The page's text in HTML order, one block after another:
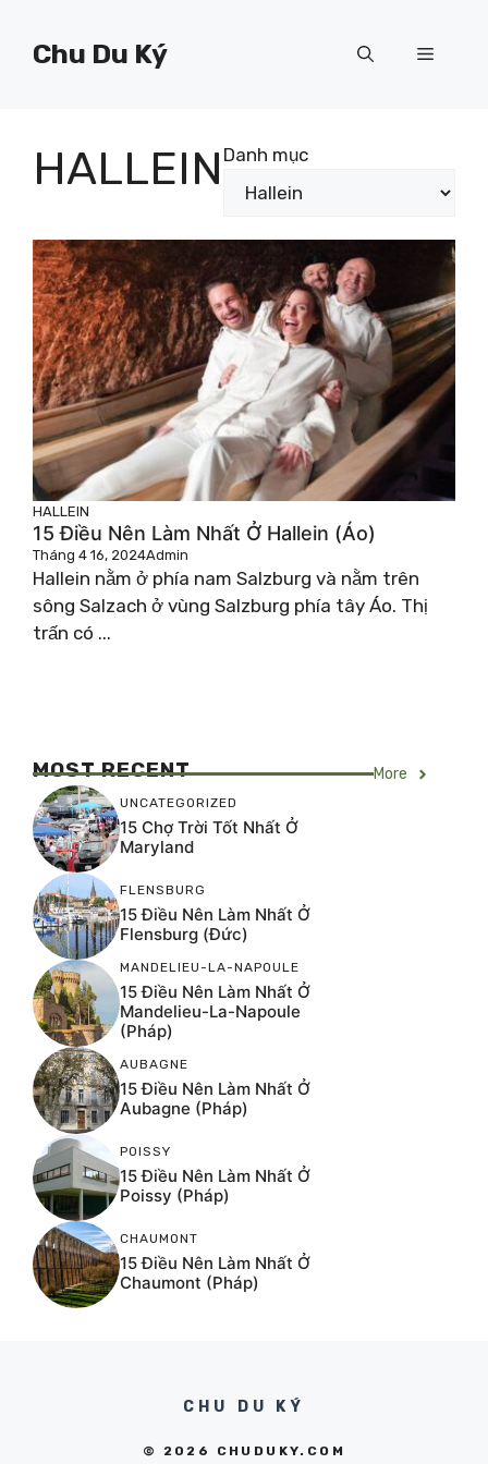
Chu Du Ký Menu
HALLEIN Danh mục
HALLEIN
15 Điều Nên Làm Nhất Ở Hallein (Áo)
Tháng 4 16, 2024Admin
Hallein nằm ở phía nam Salzburg và nằm trên
sông Salzach ở vùng Salzburg phía tây Áo. Thị
trấn có ...
MOST RECENT More
UNCATEGORIZED
15 Chợ Trời Tốt Nhất Ở
Maryland
FLENSBURG
15 Điều Nên Làm Nhất Ở
Flensburg (Đức)
MANDELIEU-LA-NAPOULE
15 Điều Nên Làm Nhất Ở
Mandelieu-La-Napoule
(Pháp)
AUBAGNE
15 Điều Nên Làm Nhất Ở
Aubagne (Pháp)
POISSY
15 Điều Nên Làm Nhất Ở
Poissy (Pháp)
CHAUMONT
15 Điều Nên Làm Nhất Ở
Chaumont (Pháp)
CHU DU KÝ
© 2026 CHUDUKY.COM